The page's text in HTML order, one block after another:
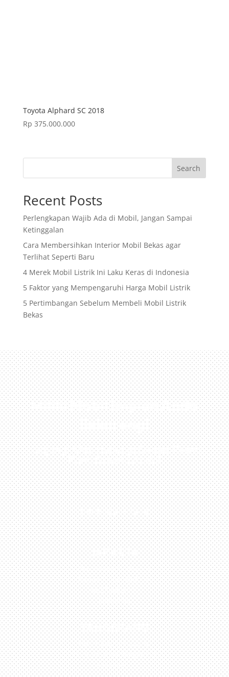
Toyota Alphard SC 2018
Rp 375.000.000
Search
Recent Posts
Perlengkapan Wajib Ada di Mobil, Jangan Sampai
Ketinggalan
Cara Membersihkan Interior Mobil Bekas agar
Terlihat Seperti Baru
4 Merek Mobil Listrik Ini Laku Keras di Indonesia
5 Faktor yang Mempengaruhi Harga Mobil Listrik
5 Pertimbangan Sebelum Membeli Mobil Listrik
Bekas
Miliki Mobil Impian Anda
Sekarang!
Kunjungi Atau Hubungi Dealer Resmi
Kami Di Kota Anda!
0813-1054-7548
JAKARTA
Perumahan Boulevard
Taman Surya 3 Blok h2,
No.27, Jakarta –
Indonesia
TANGERANG
Husein Sastra Negara,
No.8 Jurumudi Tangerang
– Indonesia